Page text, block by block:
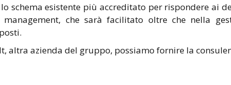
schema esistente più accreditato per rispondere ai
che sarà facilitato oltre che nella
altra azienda del gruppo, possiamo fornire la